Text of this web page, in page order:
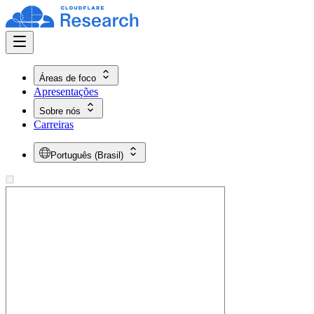
Áreas de foco
Apresentações
Sobre nós
Carreiras
Português (Brasil)